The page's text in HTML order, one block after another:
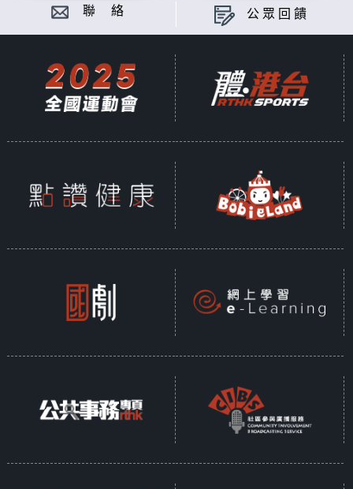
聯 絡 公眾回饋